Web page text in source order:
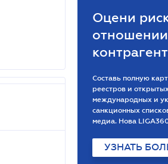
Оцени
отношении
Составь полную
реестров и
международных и
санкционных
медиа. Нова
УЗНАТЬ